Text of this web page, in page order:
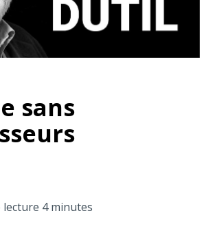
sans
lecture 4 minutes